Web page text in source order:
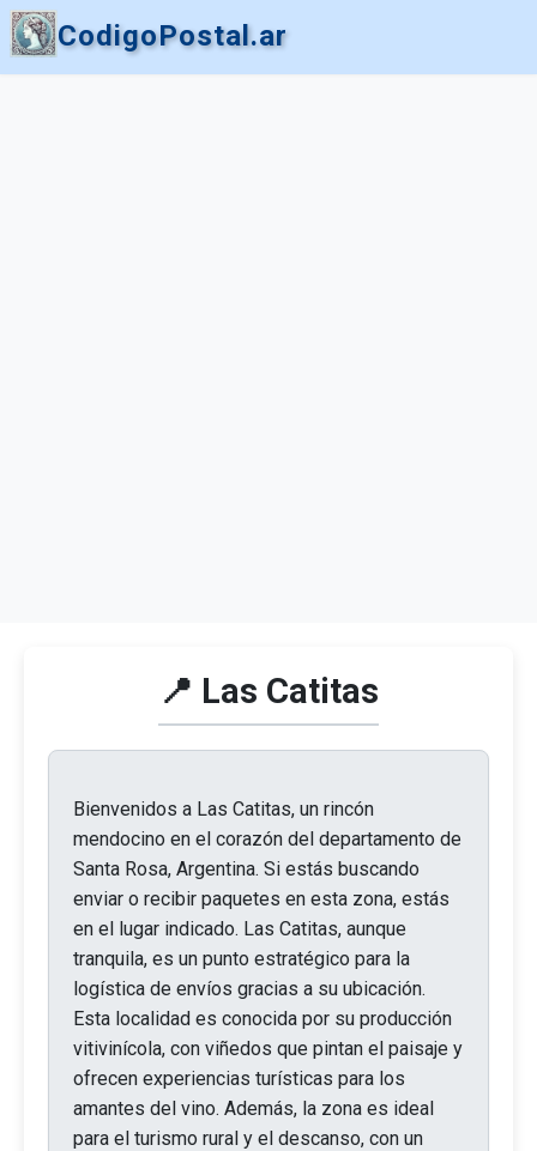
CodigoPostal.ar
📍 Las Catitas
Bienvenidos a Las Catitas, un rincón
mendocino en el corazón del departamento de
Santa Rosa, Argentina. Si estás buscando
enviar o recibir paquetes en esta zona, estás
en el lugar indicado. Las Catitas, aunque
tranquila, es un punto estratégico para la
logística de envíos gracias a su ubicación.
Esta localidad es conocida por su producción
vitivinícola, con viñedos que pintan el paisaje y
ofrecen experiencias turísticas para los
amantes del vino. Además, la zona es ideal
para el turismo rural y el descanso, con un